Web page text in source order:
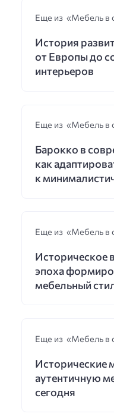
Еще из «Мебель в
История
от Европы до
интерьеров
Еще из «Мебель в
Барокко в
как
к
Еще из «Мебель в
Историческое
эпоха
мебельный
Еще из «Мебель в
Исторические
аутентичную
сегодня